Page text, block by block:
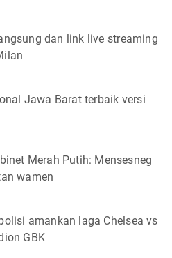
dan link live streaming
Jawa Barat terbaik versi
Merah Putih: Mensesneg
wamen
amankan laga Chelsea vs
GBK